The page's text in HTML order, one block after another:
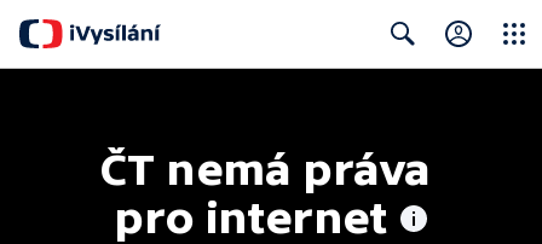
ČT nemá práva
pro internet